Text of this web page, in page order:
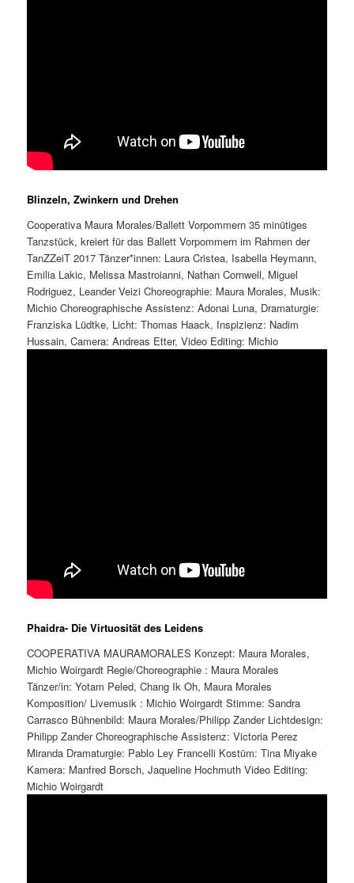
Blinzeln, Zwinkern und Drehen
Cooperativa Maura Morales/Ballett Vorpommern 35 minütiges
Tanzstück, kreiert für das Ballett Vorpommern im Rahmen der
TanZZeiT 2017 Tänzer*innen: Laura Cristea, Isabella Heymann,
Emilia Lakic, Melissa Mastroianni, Nathan Cornwell, Miguel
Rodriguez, Leander Veizi Choreographie: Maura Morales, Musik:
Michio Choreographische Assistenz: Adonai Luna, Dramaturgie:
Franziska Lüdtke, Licht: Thomas Haack, Inspizienz: Nadim
Hussain, Camera: Andreas Etter, Video Editing: Michio
Phaidra- Die Virtuosität des Leidens
COOPERATIVA MAURAMORALES Konzept: Maura Morales,
Michio Woirgardt Regie/Choreographie : Maura Morales
Tänzer/in: Yotam Peled, Chang Ik Oh, Maura Morales
Komposition/ Livemusik : Michio Woirgardt Stimme: Sandra
Carrasco Bühnenbild: Maura Morales/Philipp Zander Lichtdesign:
Philipp Zander Choreographische Assistenz: Victoria Perez
Miranda Dramaturgie: Pablo Ley Francelli Kostüm: Tina Miyake
Kamera: Manfred Borsch, Jaqueline Hochmuth Video Editing:
Michio Woirgardt